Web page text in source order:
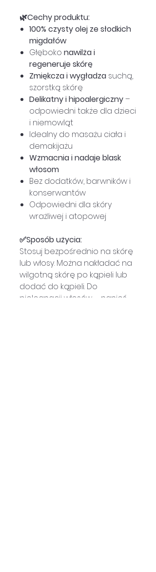
🌿Cechy produktu:
100% czysty olej ze słodkich
migdałów
Głęboko nawilża i
regeneruje skórę
Zmiękcza i wygładza suchą,
szorstką skórę
Delikatny i hipoalergiczny–
odpowiedni także dla dzieci
i niemowląt
Idealny do masażu ciała i
demakijażu
Wzmacnia i nadaje blask
włosom
Bez dodatków, barwników i
konserwantów
Odpowiedni dla skóry
wrażliwej i atopowej
✅Sposób użycia:
Stosuj bezpośrednio na skórę
lub włosy. Można nakładać na
wilgotną skórę po kąpieli lub
dodać do kąpieli. Do
pielęgnacji włosów – nanieś